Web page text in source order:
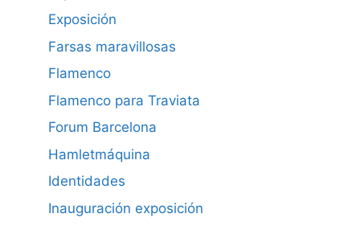
Exposición
Farsas maravillosas
Flamenco
Flamenco para Traviata
Forum Barcelona
Hamletmáquina
Identidades
Inauguración exposición